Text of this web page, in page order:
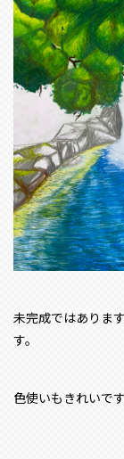
未完成ではありま
す。
色使いもきれいです